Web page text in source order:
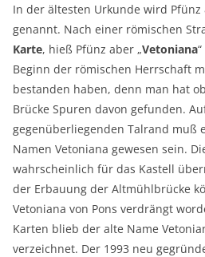
In der ältesten Urkunde wird Pfünz
genannt. Nach einer römischen
Karte, hieß Pfünz aber „Vetoniana
Beginn der römischen Herrschaft
bestanden haben, denn man hat
Brücke Spuren davon gefunden.
gegenüberliegenden Talrand muß
Namen Vetoniana gewesen sein.
wahrscheinlich für das Kastell
der Erbauung der Altmühlbrücke
Vetoniana von Pons verdrängt
Karten blieb der alte Name
verzeichnet. Der 1993 neu